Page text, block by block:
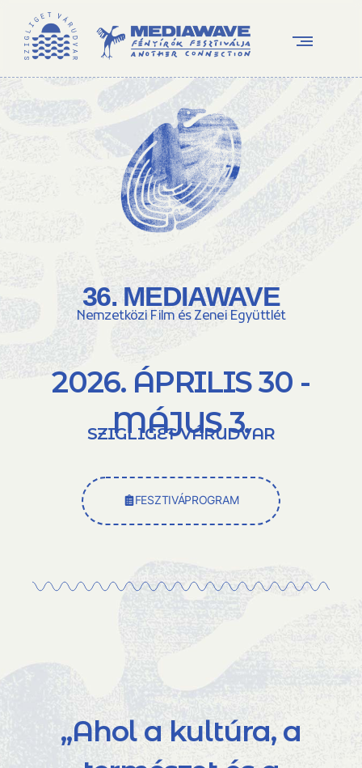
36. MEDIAWAVE
Nemzetközi Film és Zenei Együttlét
2026. ÁPRILIS 30 -
MÁJUS 3.
SZIGLIGET VÁRUDVAR
FESZTIVÁPROGRAM
„Ahol a kultúra, a